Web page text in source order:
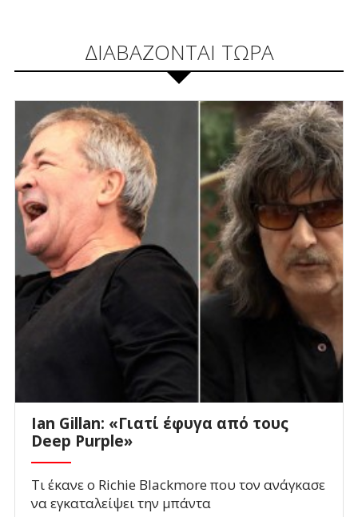
ΔΙΑΒΑΖΟΝΤΑΙ ΤΩΡΑ
Ian Gillan: «Γιατί έφυγα από τους
Deep Purple»
Τι έκανε ο Richie Blackmore που τον ανάγκασε
να εγκαταλείψει την μπάντα